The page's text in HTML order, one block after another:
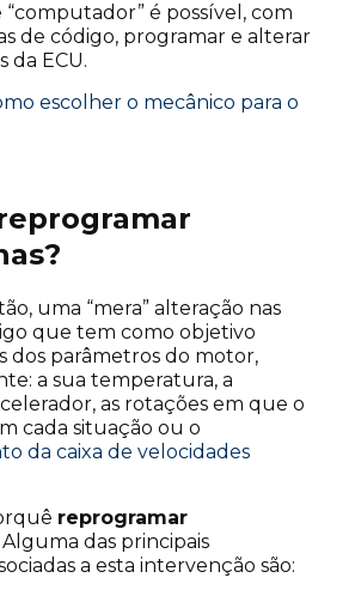
“computador” é possível, com
de código, programar e alterar
da ECU.
escolher o mecânico para o
uma “mera” alteração nas
que tem como objetivo
dos parâmetros do motor,
a sua temperatura, a
as rotações em que o
cada situação ou o
da caixa de velocidades
reprogramar
Alguma das principais
a esta intervenção são: